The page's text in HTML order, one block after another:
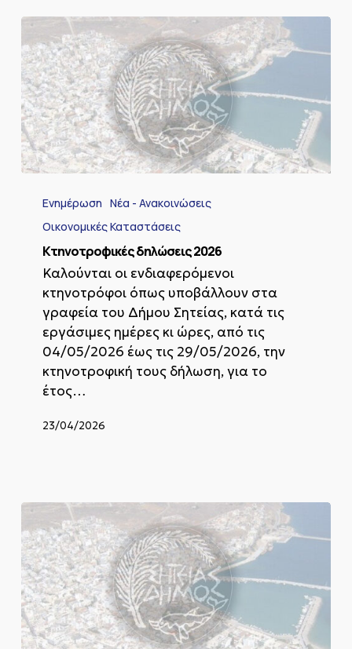
δηλώσεις
2026Ενημέρωση
Νέα - Ανακοινώσεις
Οικονομικές Καταστάσεις
Κτηνοτροφικές δηλώσεις 2026
Καλούνται οι ενδιαφερόμενοι
κτηνοτρόφοι όπως υποβάλλουν στα
γραφεία του Δήμου Σητείας, κατά τις
εργάσιμες ημέρες κι ώρες, από τις
04/05/2026 έως τις 29/05/2026, την
κτηνοτροφική τους δήλωση, για το
έτος…
23/04/2026